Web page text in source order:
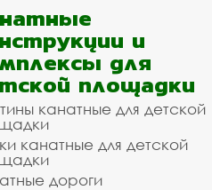
и
для
площадки
канатные для детской
канатные для детской
дороги